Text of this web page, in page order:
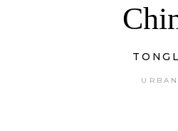
URBAN